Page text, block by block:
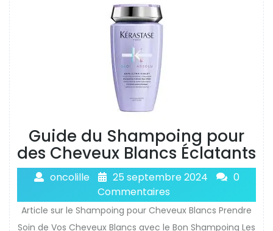
Guide du Shampoing pour
des Cheveux Blancs Éclatants
oncolille 25 septembre 2024
0
Commentaires
Article sur le Shampoing pour Cheveux Blancs Prendre
Soin de Vos Cheveux Blancs avec le Bon Shampoing Les